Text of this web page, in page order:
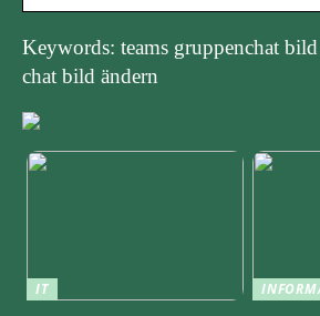
Keywords: teams gruppenchat bild
chat bild ändern
IT